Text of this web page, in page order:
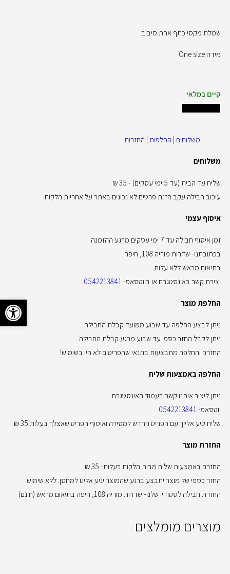
שמלת מקסי כתף אחת סיבוב
מידה One size
קיים במלאי
משלוחים | החלפות | החזרות
משלוחים
שליח עד הבית (עד 5 ימי עסקים) - 35 ₪
עיכוב חבילה עקב הזנת פרטים לא נכונים באתר על אחריות הלקוח.
איסוף עצמי
זמן איסוף חבילה עד 7 ימי עסקים מרגע ההזמנה
בכתובתנו- שדרות מוריה 108, חיפה
בתיאום מראש ללא עלות.
יצירת קשר באינסטגרם או בווטסאפ- 0542213841
החלפת מוצר
ניתן לבצע החלפה עד שבוע ממועד קבלת החבילה
ניתן לקבל החזר כספי עד שבוע מרגע קבלת החבילה
החזרה והחלפה מתבצעות בתנאי שהפריטים לא היו בשימוש!
החלפה באמצעות שליח
ניתן ליצור איתנו קשר בעמוד האינסטגרם
ווטסאפ- 0542213841
שליח יגיע אלייך עם הפריט החדש למסירה ואיסוף הפריט שאצלך בעלות 35 ₪
החזרת מוצר
החזרה באמצעות שליח מבית הלקוח בעלות- 35 ₪
החזר כספי של מוצר יתבצע ברגע שהמוצר יגיע אלינו למחסן. ללא שימוש.
החזרת חבילה לסטודיו שלנו- שדרות מוריה 108, חיפה בתיאום מראש (חינם)
מוצרים מומלצים
פתח